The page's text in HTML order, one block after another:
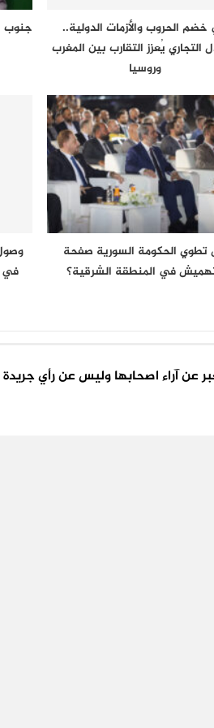
الحروب والأزمات الدولية..
التجاري يُعزز التقارب بين المغرب
وروسيا
جنوب
تطوي الحكومة السورية صفحة
في المنطقة الشرقية؟
في
عن آراء اصحابها وليس عن رأي جريدة